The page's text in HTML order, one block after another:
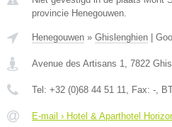
provincie Henegouwen.
Henegouwen » Ghislenghien
Avenue des Artisans 1, 7822
Tel: +32 (0)68 44 51 11, Fax: -,
E-mail › Hotel & Aparthotel